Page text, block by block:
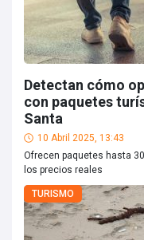
Detectan cómo
con paquetes
Santa
10 Abril 2025, 13:43
Ofrecen paquetes hasta
los precios reales
TURISMO